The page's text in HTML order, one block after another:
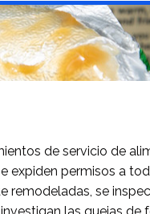
de servicio de
expiden permisos a
remodeladas, se
las quejas de